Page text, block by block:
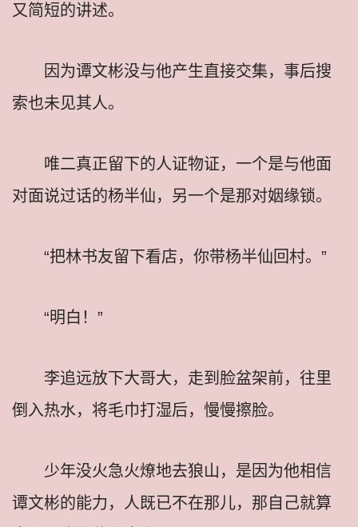
又简短的讲述。
因为谭文彬没与他产生直接交集，事后搜
索也未见其人。
唯二真正留下的人证物证，一个是与他面
对面说过话的杨半仙，另一个是那对姻缘锁。
“把林书友留下看店，你带杨半仙回村。”
“明白！”
李追远放下大哥大，走到脸盆架前，往里
倒入热水，将毛巾打湿后，慢慢擦脸。
少年没火急火燎地去狼山，是因为他相信
谭文彬的能力，人既已不在那儿，那自己就算